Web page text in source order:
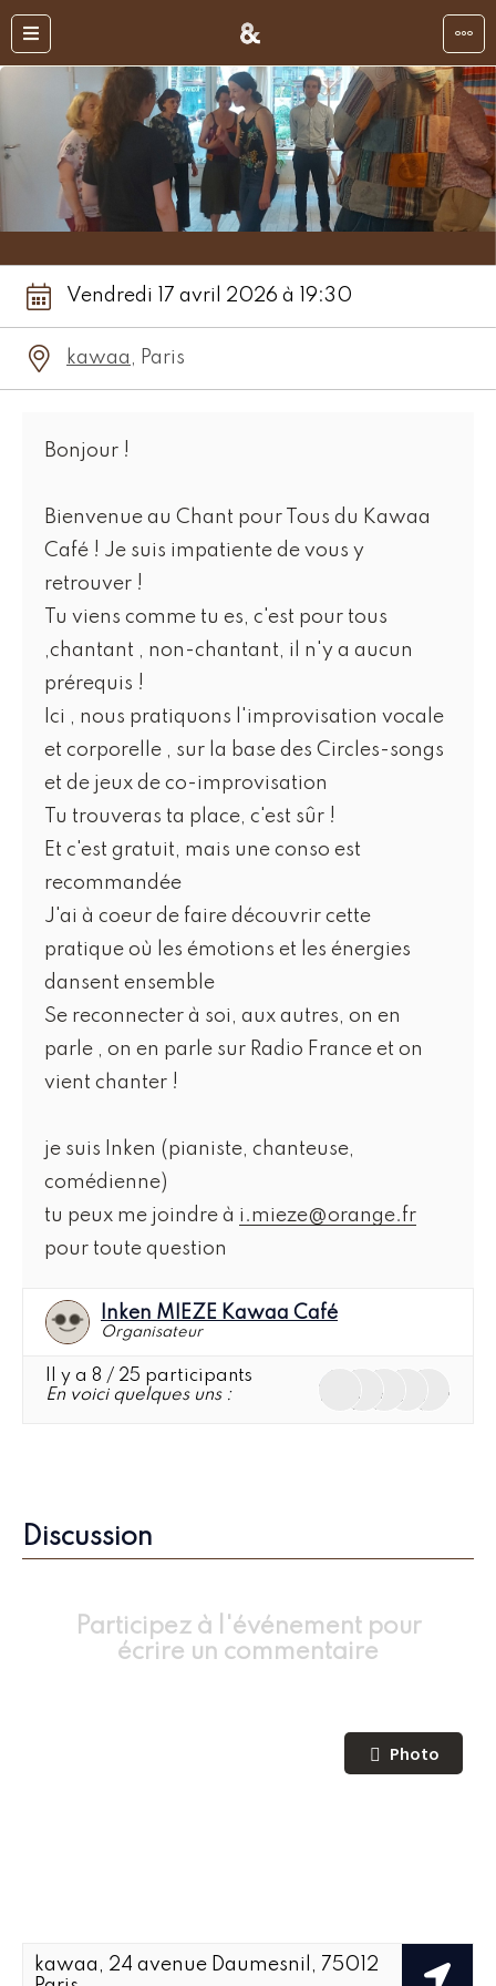
Vendredi 17 avril 2026 à 19:30
kawaa , Paris
Bonjour !
Bienvenue au Chant pour Tous du Kawaa
Café ! Je suis impatiente de vous y
retrouver !
Tu viens comme tu es, c'est pour tous
,chantant , non-chantant, il n'y a aucun
prérequis !
Ici , nous pratiquons l'improvisation vocale
et corporelle , sur la base des Circles-songs
et de jeux de co-improvisation
Tu trouveras ta place, c'est sûr !
Et c'est gratuit, mais une conso est
recommandée
J'ai à coeur de faire découvrir cette
pratique où les émotions et les énergies
dansent ensemble
Se reconnecter à soi, aux autres, on en
parle , on en parle sur Radio France et on
vient chanter !
je suis Inken (pianiste, chanteuse,
comédienne)
tu peux me joindre à i.mieze@orange.fr
pour toute question
Inken MIEZE Kawaa Café
Organisateur
Il y a 8 / 25 participants
En voici quelques uns :
Discussion
Participez à l'événement pour
écrire un commentaire
Photo
kawaa, 24 avenue Daumesnil, 75012